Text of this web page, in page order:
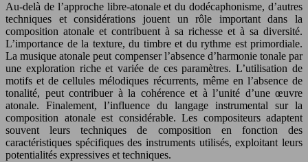
Au-delà de l’approche libre-atonale et du dodécaphonisme, d’autres
techniques et considérations jouent un rôle important dans la
composition atonale et contribuent à sa richesse et à sa diversité.
L’importance de la texture, du timbre et du rythme est primordiale.
La musique atonale peut compenser l’absence d’harmonie tonale par
une exploration riche et variée de ces paramètres. L’utilisation de
motifs et de cellules mélodiques récurrents, même en l’absence de
tonalité, peut contribuer à la cohérence et à l’unité d’une œuvre
atonale. Finalement, l’influence du langage instrumental sur la
composition atonale est considérable. Les compositeurs adaptent
souvent leurs techniques de composition en fonction des
caractéristiques spécifiques des instruments utilisés, exploitant leurs
potentialités expressives et techniques.